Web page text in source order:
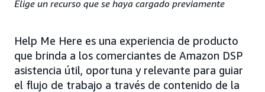
Elige un recurso que se haya cargado previamente
Help Me Here es una experiencia de producto
que brinda a los comerciantes de Amazon DSP
asistencia útil, oportuna y relevante para guiar
el flujo de trabajo a través de contenido de la